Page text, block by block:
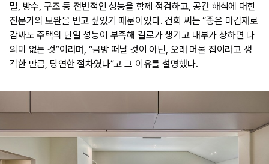
밀, 방수, 구조 등 전반적인 성능을 함께 점검하고, 공간 해석에 대한
전문가의 보완을 받고 싶었기 때문이었다. 건희 씨는 “좋은 마감재로
감싸도 주택의 단열 성능이 부족해 결로가 생기고 내부가 상하면 다
의미 없는 것”이라며, “금방 떠날 것이 아닌, 오래 머물 집이라고 생
각한 만큼, 당연한 절차였다”고 그 이유를 설명했다.